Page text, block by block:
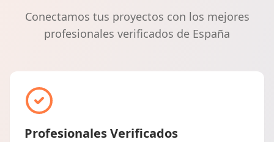
Conectamos tus proyectos con los mejores
profesionales verificados de España
Profesionales Verificados